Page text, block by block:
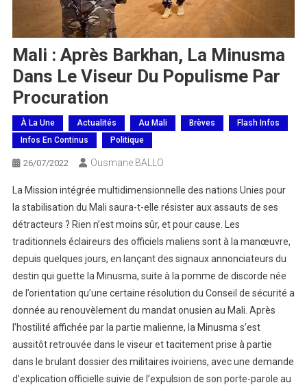
Mali : Après Barkhan, La Minusma
Dans Le Viseur Du Populisme Par
Procuration
À La Une Actualités Au Mali Brèves
Flash Infos
Infos En Continus
Politique
26/07/2022 Ousmane BALLO
La Mission intégrée multidimensionnelle des nations Unies pour
la stabilisation du Mali saura-t-elle résister aux assauts de ses
détracteurs ? Rien n’est moins sûr, et pour cause. Les
traditionnels éclaireurs des officiels maliens sont à la manœuvre,
depuis quelques jours, en lançant des signaux annonciateurs du
destin qui guette la Minusma, suite à la pomme de discorde née
de l’orientation qu’une certaine résolution du Conseil de sécurité a
donnée au renouvèlement du mandat onusien au Mali. Après
l’hostilité affichée par la partie malienne, la Minusma s’est
aussitôt retrouvée dans le viseur et tacitement prise à partie
dans le brulant dossier des militaires ivoiriens, avec une demande
d’explication officielle suivie de l’expulsion de son porte-parole au